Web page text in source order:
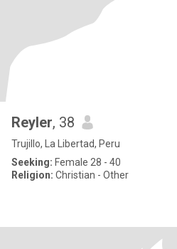
Reyler, 38
Trujillo, La Libertad, Peru
Seeking: Female 28 - 40
Religion: Christian - Other